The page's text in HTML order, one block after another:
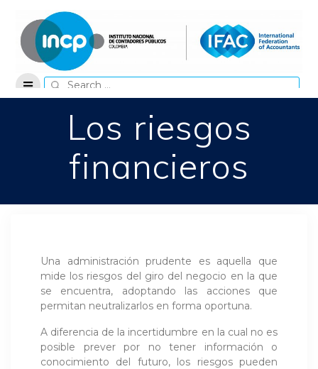
content
Search
for:
Los riesgos
financieros
Una administración prudente es aquella que
mide los riesgos del giro del negocio en la que
se encuentra, adoptando las acciones que
permitan neutralizarlos en forma oportuna.
A diferencia de la incertidumbre en la cual no es
posible prever por no tener información o
conocimiento del futuro, los riesgos pueden